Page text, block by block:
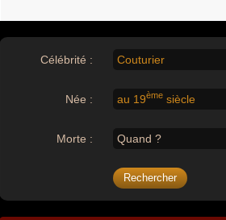
Célébrité : Couturier
Née : au 19ème siècle
Morte : Quand ?